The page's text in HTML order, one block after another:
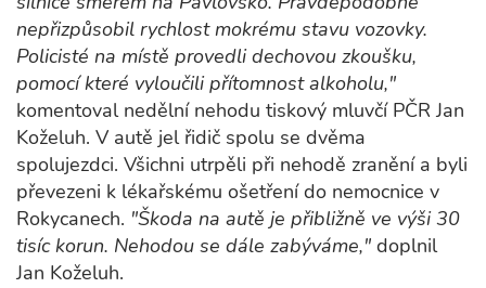
nepřizpůsobil rychlost mokrému stavu vozovky.
Policisté na místě provedli dechovou zkoušku,
pomocí které vyloučili přítomnost alkoholu,"
komentoval nedělní nehodu tiskový mluvčí PČR Jan
Koželuh. V autě jel řidič spolu se dvěma
spolujezdci. Všichni utrpěli při nehodě zranění a byli
převezeni k lékařskému ošetření do nemocnice v
Rokycanech. "Škoda na autě je přibližně ve výši 30
tisíc korun. Nehodou se dále zabýváme," doplnil
Jan Koželuh.